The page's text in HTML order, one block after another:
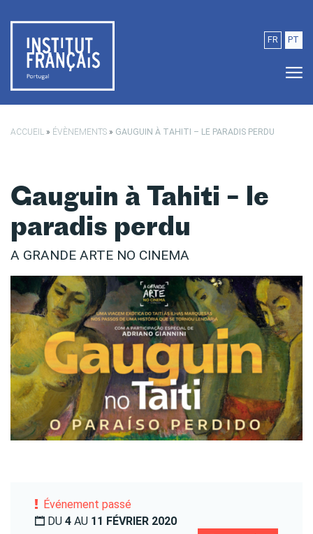
FR PT
ACCUEIL » ÉVÈNEMENTS » GAUGUIN À TAHITI – LE PARADIS PERDU
Gauguin à Tahiti – le
paradis perdu
A GRANDE ARTE NO CINEMA
Événement passé
DU 4 AU 11 FÉVRIER 2020